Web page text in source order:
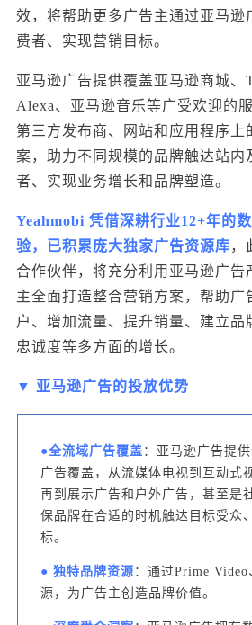
效，将帮助更多广告主通过亚马逊
费者、实现营销目标。
亚马逊广告提供覆盖亚马逊商城、
Alexa、亚马逊音乐等广受欢迎的
第三方发布商、网站和应用程序上
案，助力不同规模的品牌触达站内
者、实现业务增长和品牌塑造。
Yeahmobi 凭借深耕行业12+年的
验，已积累庞大独家广告资源库，
合作伙伴，将充分利用亚马逊广告
主全面打造整合营销方案，帮助广
户、增加流量、提升销量、建立品
忠诚度等多方面的增长。
▼ 亚马逊广告的投放优势
●全流域广告覆盖 ：亚马逊广告提
广告覆盖，从流媒体电视到互动式
再到展示广告和户外广告，甚至是
保品牌在合适的时机触达目标受众
标。
● 独特品牌资源 ：通过Prime
源，为广告主创造品牌价值。